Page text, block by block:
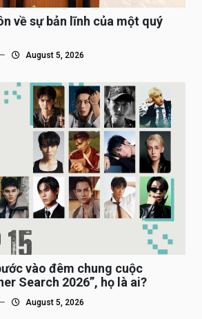
về sự bản lĩnh của một quý
August 5, 2026
vào đêm chung cuộc
Search 2026”, họ là ai?
August 5, 2026